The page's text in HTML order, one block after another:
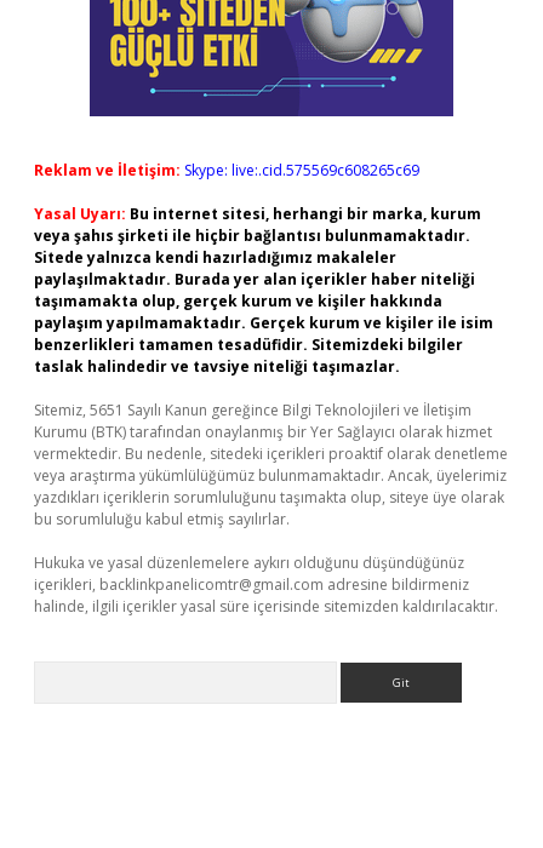
Reklam ve İletişim: Skype: live:.cid.575569c608265c69
Yasal Uyarı: Bu internet sitesi, herhangi bir marka, kurum
veya şahıs şirketi ile hiçbir bağlantısı bulunmamaktadır.
Sitede yalnızca kendi hazırladığımız makaleler
paylaşılmaktadır. Burada yer alan içerikler haber niteliği
taşımamakta olup, gerçek kurum ve kişiler hakkında
paylaşım yapılmamaktadır. Gerçek kurum ve kişiler ile isim
benzerlikleri tamamen tesadüfidir. Sitemizdeki bilgiler
taslak halindedir ve tavsiye niteliği taşımazlar.
Sitemiz, 5651 Sayılı Kanun gereğince Bilgi Teknolojileri ve İletişim
Kurumu (BTK) tarafından onaylanmış bir Yer Sağlayıcı olarak hizmet
vermektedir. Bu nedenle, sitedeki içerikleri proaktif olarak denetleme
veya araştırma yükümlülüğümüz bulunmamaktadır. Ancak, üyelerimiz
yazdıkları içeriklerin sorumluluğunu taşımakta olup, siteye üye olarak
bu sorumluluğu kabul etmiş sayılırlar.
Hukuka ve yasal düzenlemelere aykırı olduğunu düşündüğünüz
içerikleri, backlinkpanelicomtr@gmail.com adresine bildirmeniz
halinde, ilgili içerikler yasal süre içerisinde sitemizden kaldırılacaktır.